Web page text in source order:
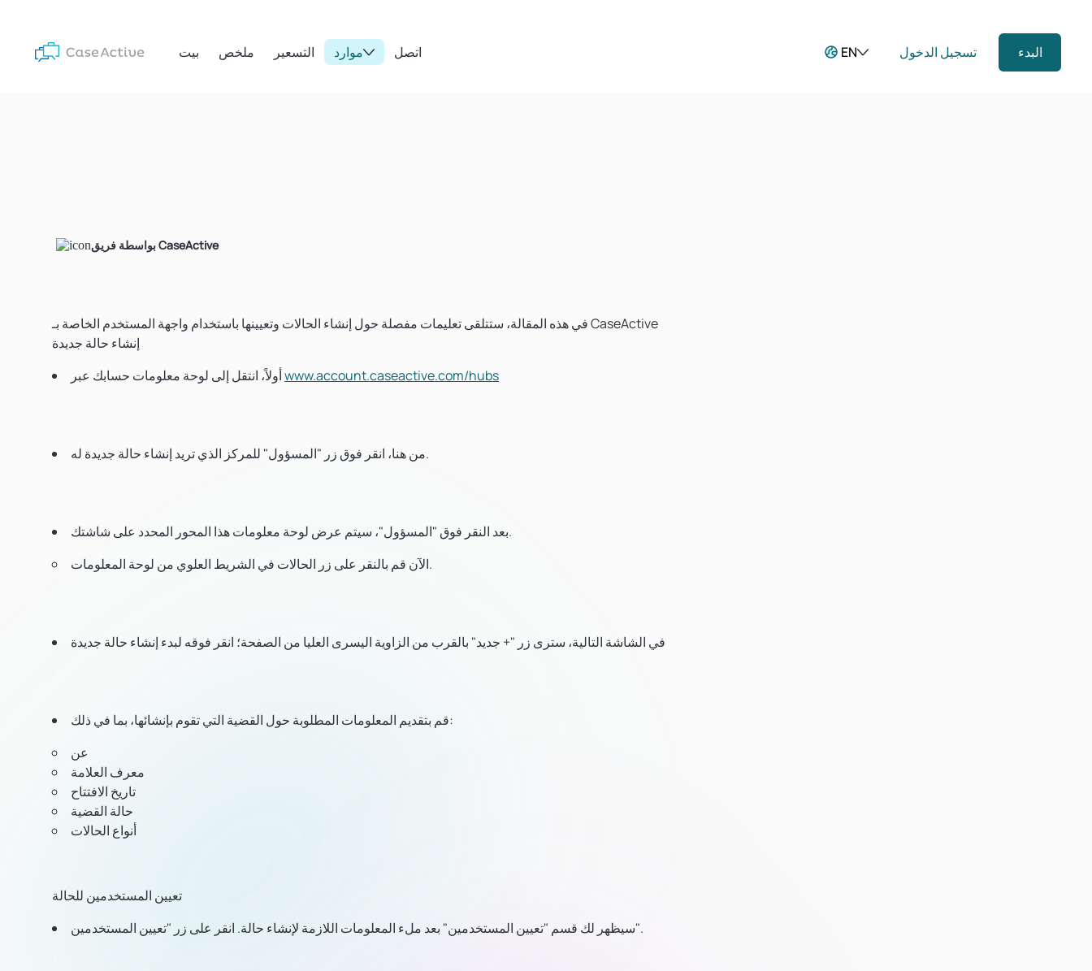
بيت ملخص التسعير موارد اتصل EN تسجيل الدخول البدء
بواسطة فريق CaseActive
في هذه المقالة، ستتلقى تعليمات مفصلة حول إنشاء الحالات وتعيينها باستخدام واجهة المستخدم الخاصة بـ CaseActive
إنشاء حالة جديدة
www.account.caseactive.com/hubs
من هنا، انقر فوق زر "المسؤول" للمركز الذي تريد إنشاء حالة جديدة له.
بعد النقر فوق "المسؤول"، سيتم عرض لوحة معلومات هذا المحور المحدد على شاشتك.
الآن قم بالنقر على زر الحالات في الشريط العلوي من لوحة المعلومات.
في الشاشة التالية، سترى زر "+ جديد" بالقرب من الزاوية اليسرى العليا من الصفحة؛ انقر فوقه لبدء إنشاء حالة جديدة
قم بتقديم المعلومات المطلوبة حول القضية التي تقوم بإنشائها، بما في ذلك:
عن
معرف العلامة
تاريخ الافتتاح
حالة القضية
أنواع الحالات
تعيين المستخدمين للحالة
سيظهر لك قسم "تعيين المستخدمين" بعد ملء المعلومات اللازمة لإنشاء حالة. انقر على زر "تعيين المستخدمين".